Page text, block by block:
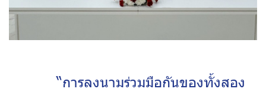
“การลงนามร่วมมือกันของทั้งสอง